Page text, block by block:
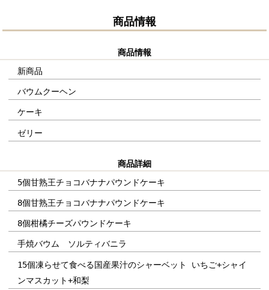
商品情報
商品情報
新商品
バウムクーヘン
ケーキ
ゼリー
商品詳細
5個甘熟王チョコバナナパウンドケーキ
8個甘熟王チョコバナナパウンドケーキ
8個柑橘チーズパウンドケーキ
手焼バウム ソルティバニラ
15個凍らせて食べる国産果汁のシャーベット いちご+シャイ
ンマスカット+和梨